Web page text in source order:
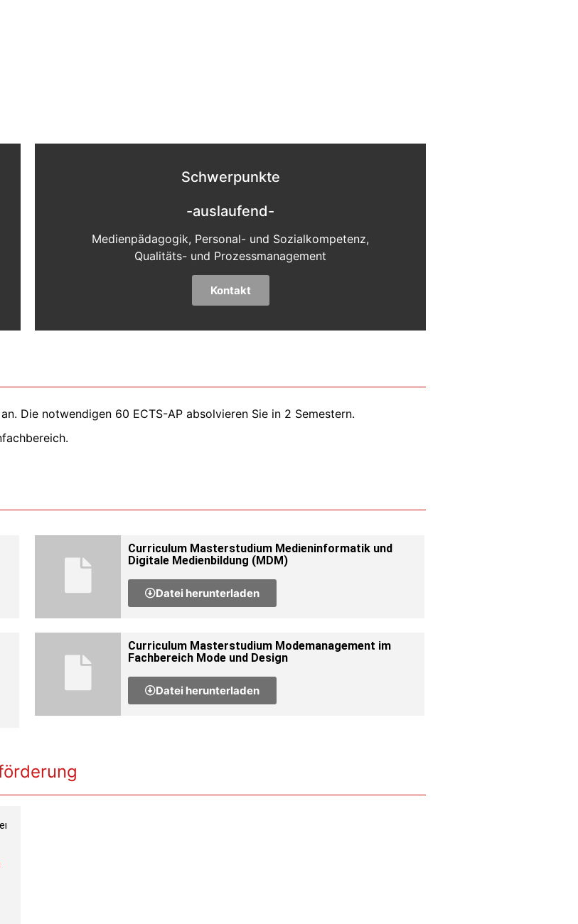
Schwerpunkte
-auslaufend-
Medienpädagogik, Personal- und Sozialkompetenz,
Qualitäts- und Prozessmanagement
Kontakt
Die notwendigen 60 ECTS-AP absolvieren Sie in 2 Semestern.
Curriculum Masterstudium Medieninformatik und
Digitale Medienbildung (MDM)
Datei herunterladen
Curriculum Masterstudium Modemanagement im
Fachbereich Mode und Design
Datei herunterladen